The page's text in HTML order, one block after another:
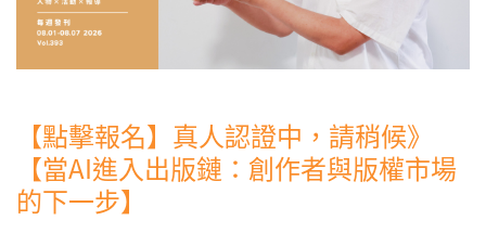
【點擊報名】真人認證中，請稍候》
【當AI進入出版鏈：創作者與版權市場
的下一步】